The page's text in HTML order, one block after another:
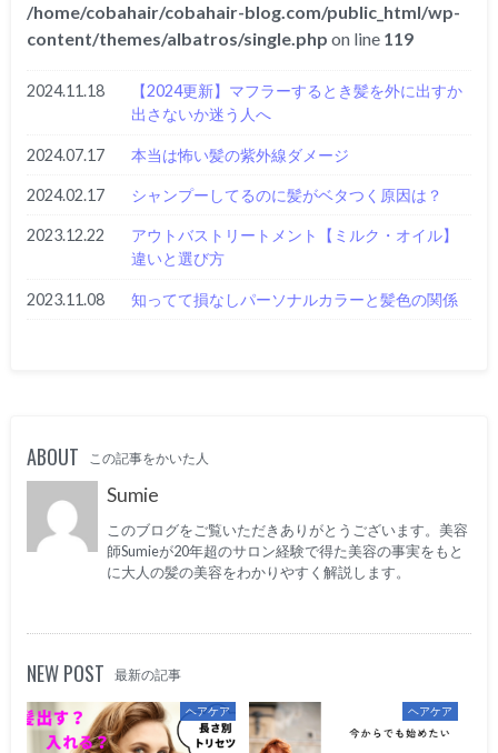
/home/cobahair/cobahair-blog.com/public_html/wp-
content/themes/albatros/single.php on line 119
2024.11.18
【2024更新】マフラーするとき髪を外に出すか
出さないか迷う人へ
2024.07.17 本当は怖い髪の紫外線ダメージ
2024.02.17 シャンプーしてるのに髪がベタつく原因は？
2023.12.22
アウトバストリートメント【ミルク・オイル】
違いと選び方
2023.11.08 知ってて損なしパーソナルカラーと髪色の関係
ABOUT この記事をかいた人
Sumie
このブログをご覧いただきありがとうございます。美容
師Sumieが20年超のサロン経験で得た美容の事実をもと
に大人の髪の美容をわかりやすく解説します。
NEW POST 最新の記事
ヘアケア ヘアケア